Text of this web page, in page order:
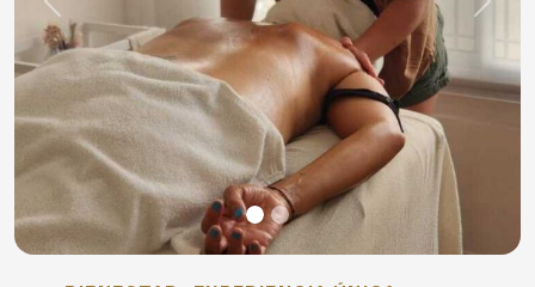
Previous Next